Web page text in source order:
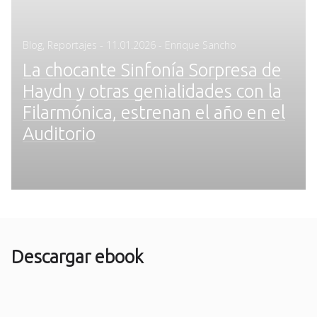
Blog Reportajes - Posted
11.01.2026 - Enrique Sancho
La chocante Sinfonía Sorpresa de
Haydn y otras genialidades con la
Filarmónica, estrenan el año en el
Auditorio
Descargar ebook